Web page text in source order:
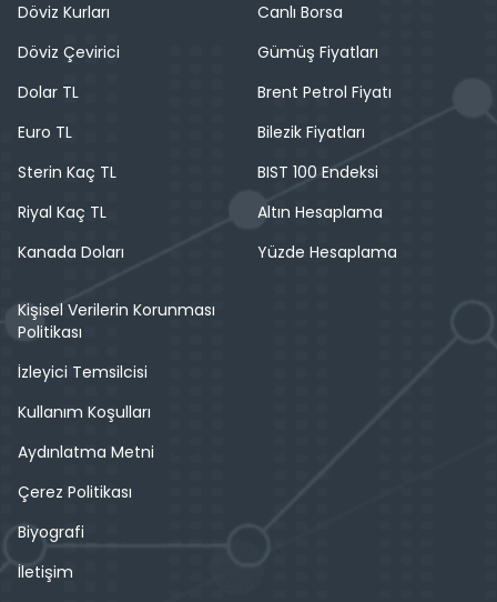
Döviz Kurları
Döviz Çevirici
Dolar TL
Euro TL
Sterin Kaç TL
Riyal Kaç TL
Kanada Doları
Canlı Borsa
Gümüş Fiyatları
Brent Petrol Fiyatı
Bilezik Fiyatları
BIST 100 Endeksi
Altın Hesaplama
Yüzde Hesaplama
Kişisel Verilerin Korunması
Politikası
İzleyici Temsilcisi
Kullanım Koşulları
Aydınlatma Metni
Çerez Politikası
Biyografi
İletişim